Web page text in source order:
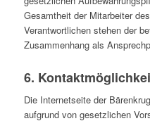
Gesamtheit der Mitarbeiter
Verantwortlichen stehen der
Zusammenhang als
6.
Die Internetseite der
aufgrund von gesetzlichen